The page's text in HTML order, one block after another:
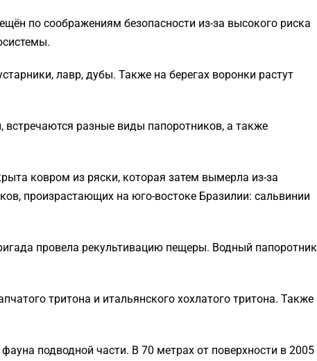
по соображениям безопасности из-за высокого риска
лавр, дубы. Также на берегах воронки растут
встречаются разные виды папоротников, а также
ковром из ряски, которая затем вымерла из-за
произрастающих на юго-востоке Бразилии: сальвинии
провела рекультивацию пещеры. Водный папоротник
тритона и итальянского хохлатого тритона. Также
подводной части. В 70 метрах от поверхности в 2005